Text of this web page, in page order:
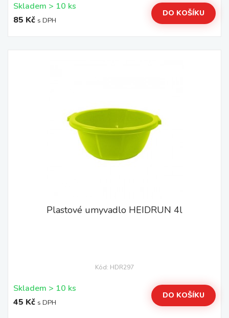
Skladem > 10 ks
85 Kč s DPH
DO KOŠÍKU
Plastové umyvadlo HEIDRUN 4l
Kód: HDR297
Skladem > 10 ks
45 Kč s DPH
DO KOŠÍKU